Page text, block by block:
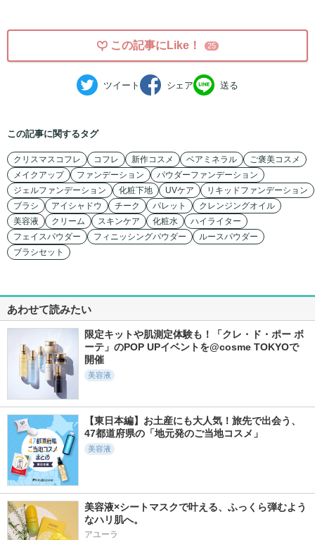
この記事にLike！ 25
ツイート シェア 送る
この記事に関するタグ
クリスマスコフレ コフレ 新作コスメ ベアミネラル
ご褒美コスメ
メイクアップ
ファンデーション
パウダーファンデーション
ジェルファンデーション
化粧下地 UVケア
リキッドファンデーション
ブラシ
アイシャドウ チーク パレット
クレンジングオイル
美容液
クリーム スキンケア 化粧水
ハイライター
フェイスパウダー
フィニッシングパウダー
ルースパウダー
ブラシセット
あわせて読みたい
限定キットや肌測定体験も！「クレ・ド・ポー ボ
ーテ」のPOP UPイベントを@cosme TOKYOで
開催
美容液
【東日本編】お土産にも大人気！旅先で出会う、
47都道府県の「地元発のご当地コスメ」
美容液
美容液×シートマスクで叶える、ふっくら弾むよう
なハリ肌へ。
アユーラ